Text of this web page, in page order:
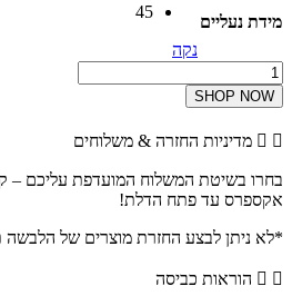
₪1,299.
₪499.
מידת נעליים
45
נקה
כמות
של
נעל
בצבע
שחור
סוליה
לבנה
לוגו
טון
על
טון
SHOP NOW
מדיניות החזרה & משלוחים
בחרו בשיטת המשלוח המועדפת עליכם –
אקספרס עד פתח הדלת!
*לא ניתן לבצע החזרת מוצרים של הלבשה
הוראות כביסה